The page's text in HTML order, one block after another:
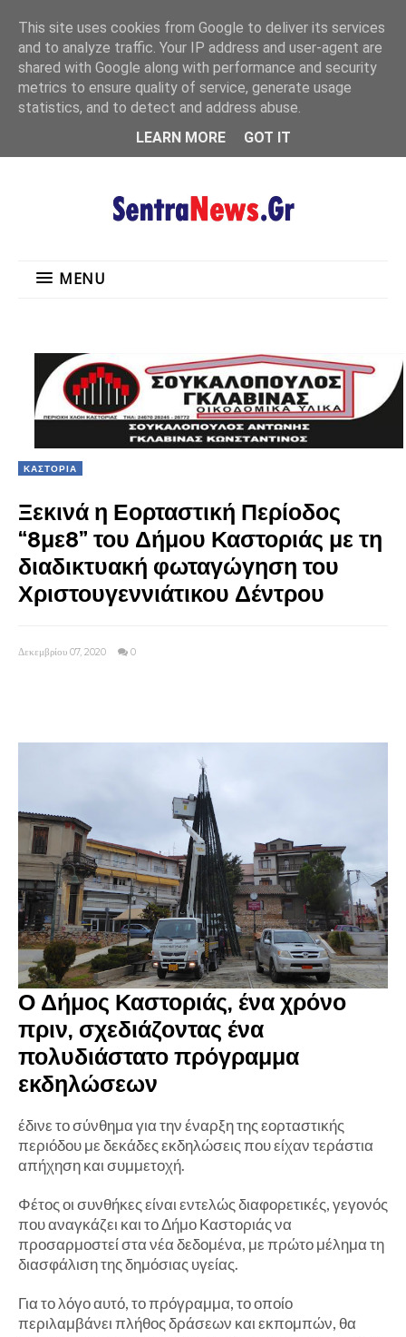
MENU
MENU
ΚΑΣΤΟΡΙΑ
Ξεκινά η Εορταστική Περίοδος
“8με8” του Δήμου Καστοριάς με τη
διαδικτυακή φωταγώγηση του
Χριστουγεννιάτικου Δέντρου
Δεκεμβρίου 07, 2020 0
Ο Δήμος Καστοριάς, ένα χρόνο
πριν, σχεδιάζοντας ένα
πολυδιάστατο πρόγραμμα
εκδηλώσεων
έδινε το σύνθημα για την έναρξη της εορταστικής
περιόδου με δεκάδες εκδηλώσεις που είχαν τεράστια
απήχηση και συμμετοχή.
Φέτος οι συνθήκες είναι εντελώς διαφορετικές, γεγονός
που αναγκάζει και το Δήμο Καστοριάς να
προσαρμοστεί στα νέα δεδομένα, με πρώτο μέλημα τη
διασφάλιση της δημόσιας υγείας.
Για το λόγο αυτό, το πρόγραμμα, το οποίο
περιλαμβάνει πλήθος δράσεων και εκπομπών, θα
This site uses cookies from Google to deliver its services
and to analyze traffic. Your IP address and user-agent are
shared with Google along with performance and security
metrics to ensure quality of service, generate usage
statistics, and to detect and address abuse.
LEARN MORE
GOT IT